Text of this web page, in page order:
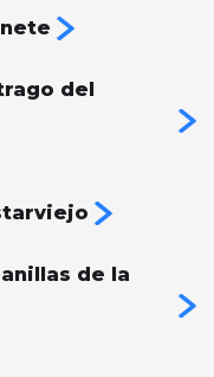
del
de la